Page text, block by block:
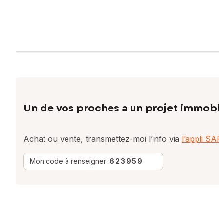
Un de vos proches a un projet
Achat ou vente, transmettez-moi l’info via l’appli
Mon code à renseigner :623959